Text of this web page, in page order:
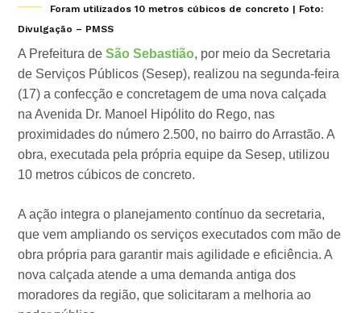
Foram utilizados 10 metros cúbicos de concreto | Foto:
Divulgação – PMSS
A Prefeitura deSão Sebastião, por meio da Secretaria
de Serviços Públicos (Sesep), realizou na segunda-feira
(17) a confecção e concretagem de uma nova calçada
na Avenida Dr. Manoel Hipólito do Rego, nas
proximidades do número 2.500, no bairro do Arrastão. A
obra, executada pela própria equipe da Sesep, utilizou
10 metros cúbicos de concreto.
A ação integra o planejamento contínuo da secretaria,
que vem ampliando os serviços executados com mão de
obra própria para garantir mais agilidade e eficiência. A
nova calçada atende a uma demanda antiga dos
moradores da região, que solicitaram a melhoria ao